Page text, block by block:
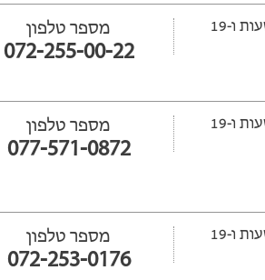
ייפתח עוד 23 שעות ‫ו-19 מספר טלפון
072-255-00-22
ייפתח עוד 22 שעות ‫ו-19 מספר טלפון
077-571-0872
ייפתח עוד 24 שעות ‫ו-19 מספר טלפון
072-253-0176